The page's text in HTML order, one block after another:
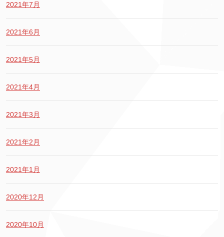
2021年7月
2021年6月
2021年5月
2021年4月
2021年3月
2021年2月
2021年1月
2020年12月
2020年10月